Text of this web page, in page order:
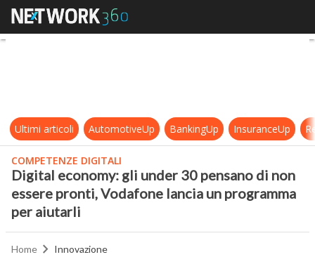
Digital economy: gli under 30
Ultimi articoli AutomotiveUp BankingUp InsuranceUp
COMPETENZE DIGITALI
Digital economy: gli under 30 pensano di non
essere pronti, Vodafone lancia un programma
per aiutarli
Home Innovazione